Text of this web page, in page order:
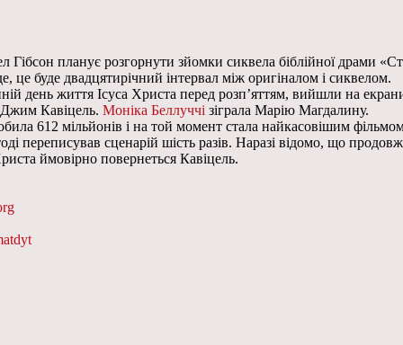
планує розгорнути зйомки сиквела біблійної драми
це буде двадцятирічний інтервал між оригіналом і сиквелом.
день життя Ісуса Христа перед розп’яттям, вийшли на
Кавіцель. Моніка Беллуччі зіграла Марію Магдалину.
612 мільйонів і на той момент стала найкасовішим
переписував сценарій шість разів. Наразі відомо, що
ймовірно повернеться Кавіцель.